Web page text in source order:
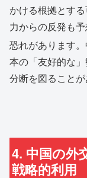
かける根拠とす
力からの反発も
恐れがあります
本の「友好的な
分断を図ることが
4. 中国の外
戦略的利用